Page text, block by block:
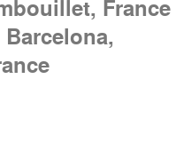
France